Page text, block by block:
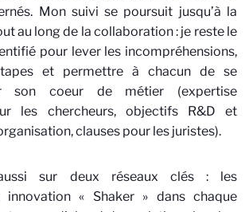
Mon suivi se poursuit jusqu’à la
au long de la collaboration : je reste le
pour lever les incompréhensions,
et permettre à chacun de se
son coeur de métier (expertise
les chercheurs, objectifs R&D et
clauses pour les juristes).
sur deux réseaux clés : les
innovation « Shaker » dans chaque